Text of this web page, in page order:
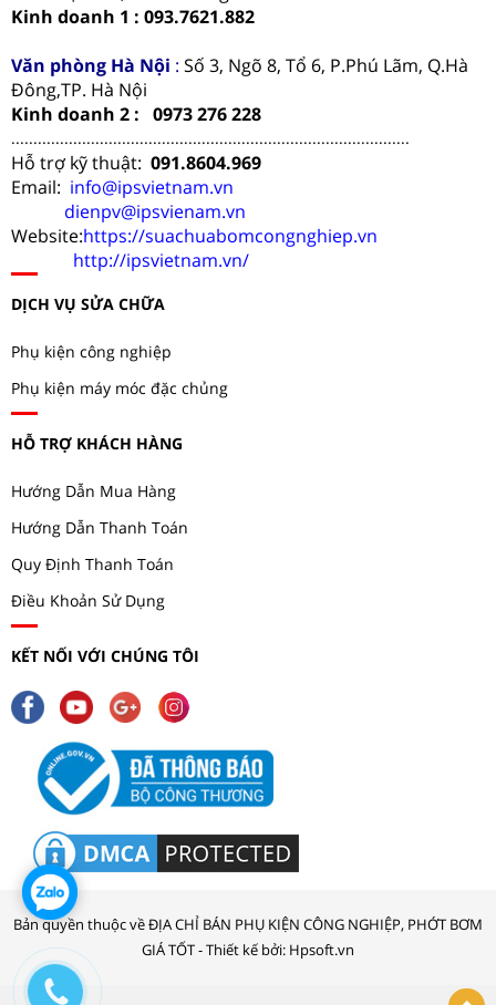
Kinh doanh 1 : 093.7621.882
Văn phòng Hà Nội : Số 3, Ngõ 8, Tổ 6, P.Phú Lãm, Q.Hà
Đông,TP. Hà Nội
Kinh doanh 2 : 0973 276 228
..........................................................................................
Hỗ trợ kỹ thuật: 091.8604.969
Email: info@ipsvietnam.vn
dienpv@ipsvienam.vn
Website:https://suachuabomcongnghiep.vn
http://ipsvietnam.vn/
DỊCH VỤ SỬA CHỮA
Phụ kiện công nghiệp
Phụ kiện máy móc đặc chủng
HỖ TRỢ KHÁCH HÀNG
Hướng Dẫn Mua Hàng
Hướng Dẫn Thanh Toán
Quy Định Thanh Toán
Điều Khoản Sử Dụng
KẾT NỐI VỚI CHÚNG TÔI
Bản quyền thuộc về ĐỊA CHỈ BÁN PHỤ KIỆN CÔNG NGHIỆP, PHỚT BƠM
GIÁ TỐT - Thiết kế bởi: Hpsoft.vn